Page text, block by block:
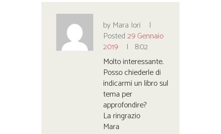
by Mara Iori
Posted29 Gennaio
2019
8:02
Molto interessante.
Posso chiederle di
indicarmi un libro sul
tema per
approfondire?
La ringrazio
Mara